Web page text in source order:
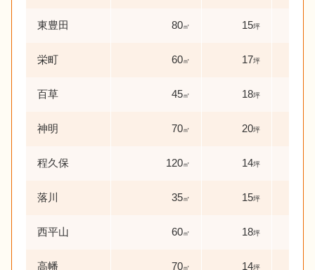
東豊田 80㎡ 15坪
栄町 60㎡ 17坪
百草 45㎡ 18坪
神明 70㎡ 20坪
程久保 120㎡ 14坪
落川 35㎡ 15坪
西平山 60㎡ 18坪
高幡 70㎡ 14坪